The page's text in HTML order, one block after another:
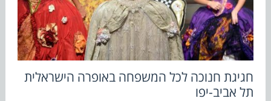
חגיגת חנוכה לכל המשפחה באופרה הישראלית
תל אביב-יפו